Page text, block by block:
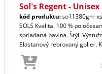
Sol's Regent - Unisex
kód produktu:so11380gm-xs
SOLS Kvalita. 100 %
spriadaná bavlna. Štýl.
Elastanový rebrovaný golier. K